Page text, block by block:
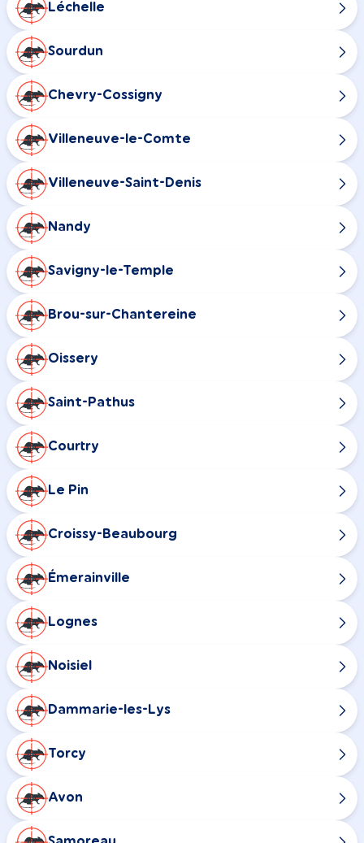
Léchelle
Sourdun
Chevry-Cossigny
Villeneuve-le-Comte
Villeneuve-Saint-Denis
Nandy
Savigny-le-Temple
Brou-sur-Chantereine
Oissery
Saint-Pathus
Courtry
Le Pin
Croissy-Beaubourg
Émerainville
Lognes
Noisiel
Dammarie-les-Lys
Torcy
Avon